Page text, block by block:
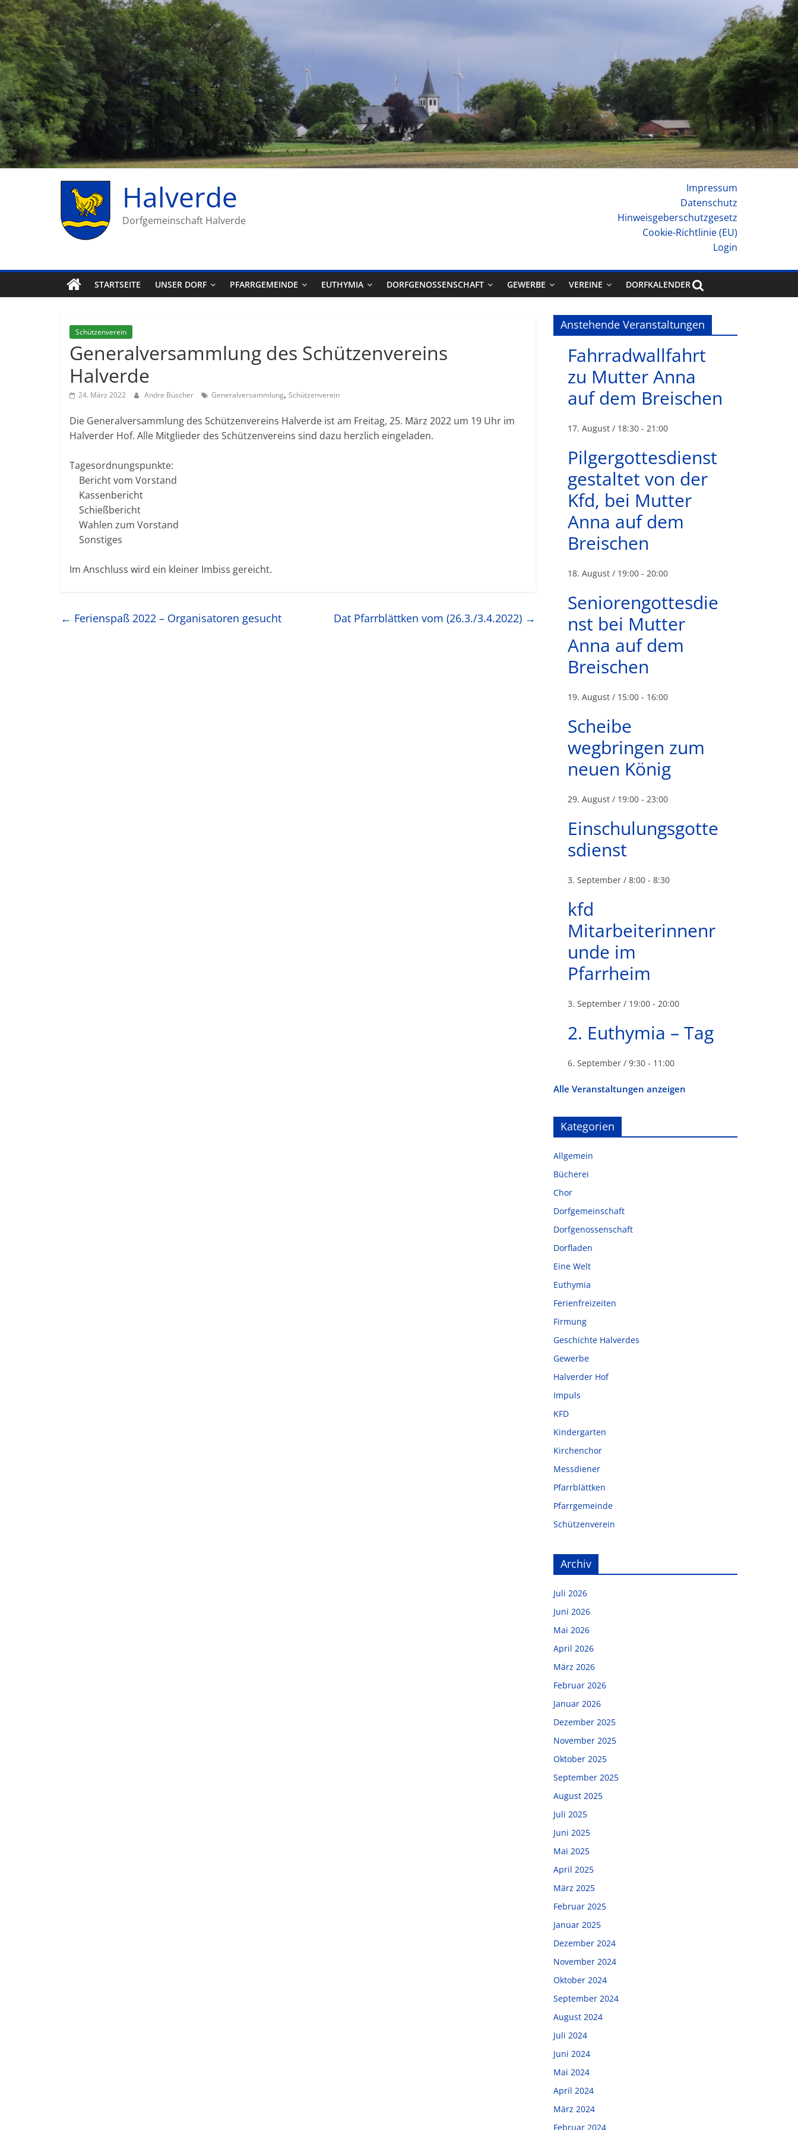
Halverde
Dorfgemeinschaft Halverde
Impressum
Datenschutz
Hinweisgeberschutzgesetz
Cookie-Richtlinie (EU)
Login
STARTSEITE UNSER DORF PFARRGEMEINDE EUTHYMIA DORFGENOSSENSCHAFT GEWERBE VEREINE DORFKALENDER
Schützenverein
Generalversammlung des Schützenvereins
Halverde
24. März 2022 Andre Büscher Generalversammlung, Schützenverein
Die Generalversammlung des Schützenvereins Halverde ist am Freitag, 25. März 2022 um 19 Uhr im
Halverder Hof. Alle Mitglieder des Schützenvereins sind dazu herzlich eingeladen.
Tagesordnungspunkte:
Bericht vom Vorstand
Kassenbericht
Schießbericht
Wahlen zum Vorstand
Sonstiges
Im Anschluss wird ein kleiner Imbiss gereicht.
← Ferienspaß 2022 – Organisatoren gesucht Dat Pfarrblättken vom (26.3./3.4.2022) →
Anstehende Veranstaltungen
Fahrradwallfahrt
zu Mutter Anna
auf dem Breischen
17. August / 18:30 - 21:00
Pilgergottesdienst
gestaltet von der
Kfd, bei Mutter
Anna auf dem
Breischen
18. August / 19:00 - 20:00
Seniorengottesdie
nst bei Mutter
Anna auf dem
Breischen
19. August / 15:00 - 16:00
Scheibe
wegbringen zum
neuen König
29. August / 19:00 - 23:00
Einschulungsgotte
sdienst
3. September / 8:00 - 8:30
kfd
Mitarbeiterinnenr
unde im
Pfarrheim
3. September / 19:00 - 20:00
2. Euthymia – Tag
6. September / 9:30 - 11:00
Alle Veranstaltungen anzeigen
Kategorien
Allgemein
Bücherei
Chor
Dorfgemeinschaft
Dorfgenossenschaft
Dorfladen
Eine Welt
Euthymia
Ferienfreizeiten
Firmung
Geschichte Halverdes
Gewerbe
Halverder Hof
Impuls
KFD
Kindergarten
Kirchenchor
Messdiener
Pfarrblättken
Pfarrgemeinde
Schützenverein
Archiv
Juli 2026
Juni 2026
Mai 2026
April 2026
März 2026
Februar 2026
Januar 2026
Dezember 2025
November 2025
Oktober 2025
September 2025
August 2025
Juli 2025
Juni 2025
Mai 2025
April 2025
März 2025
Februar 2025
Januar 2025
Dezember 2024
November 2024
Oktober 2024
September 2024
August 2024
Juli 2024
Juni 2024
Mai 2024
April 2024
März 2024
Februar 2024